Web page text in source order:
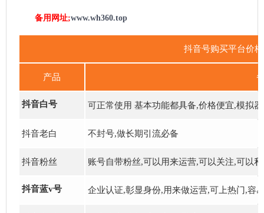
备用网址;www.wh360.top
抖音号购买平台价
产品
抖音白号 可正常使用 基本功能都具备,价格便宜,模拟
抖音老白 不封号,做长期引流必备
抖音粉丝 账号自带粉丝,可以用来运营,可以关注,可以
抖音蓝v号 企业认证,彰显身份,用来做运营,可上热门,容